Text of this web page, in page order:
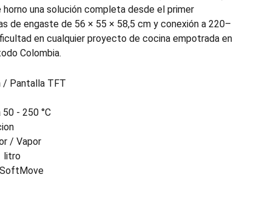
una solución completa desde el primer
de engaste de 56 × 55 × 58,5 cm y conexión a 220–
en cualquier proyecto de cocina empotrada en
Colombia.
/ Pantalla TFT
- 250 °C
/ Vapor
litro